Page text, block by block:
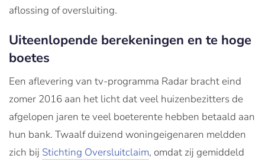
aflossing of oversluiting.
Uiteenlopende berekeningen en te hoge
boetes
Een aflevering van tv-programma Radar bracht eind
zomer 2016 aan het licht dat veel huizenbezitters de
afgelopen jaren te veel boeterente hebben betaald aan
hun bank. Twaalf duizend woningeigenaren meldden
zich bij Stichting Oversluitclaim, omdat zij gemiddeld